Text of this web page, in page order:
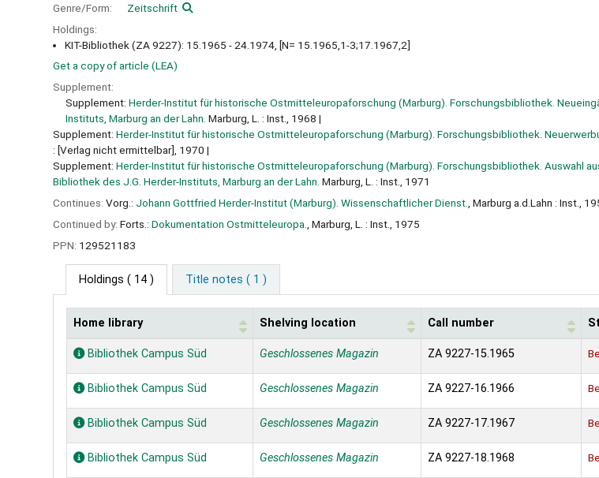
Genre/Form:
Zeitschrift
Holdings:
KIT-Bibliothek (ZA 9227): 15.1965 - 24.1974, [N= 15.1965,1-3;17.1967,2]
Get a copy of article (LEA)
Supplement:
Supplement: Herder-Institut für historische Ostmitteleuropaforschung (Marburg). Forschungsbibliothek.
Instituts, Marburg an der Lahn. Marburg, L. : Inst., 1968
Supplement: Herder-Institut für historische Ostmitteleuropaforschung (Marburg). Forschungsbibliothek.
: [Verlag nicht ermittelbar], 1970
Supplement: Herder-Institut für historische Ostmitteleuropaforschung (Marburg). Forschungsbibliothek. Auswahl
Bibliothek des J.G. Herder-Instituts, Marburg an der Lahn. Marburg, L. : Inst., 1971
Continues: Vorg.: Johann Gottfried Herder-Institut (Marburg). Wissenschaftlicher Dienst. , Marburg a.d.Lahn : Inst.,
Continued by: Forts.: Dokumentation Ostmitteleuropa.
, Marburg, L. : Inst., 1975
PPN: 129521183
Holdings ( 14 ) Title notes ( 1 )
Holdings
Home library Shelving location Call number
Bibliothek Campus Süd Geschlossenes Magazin ZA 9227-15.1965
Bibliothek Campus Süd Geschlossenes Magazin ZA 9227-16.1966
Bibliothek Campus Süd Geschlossenes Magazin ZA 9227-17.1967
Bibliothek Campus Süd Geschlossenes Magazin ZA 9227-18.1968